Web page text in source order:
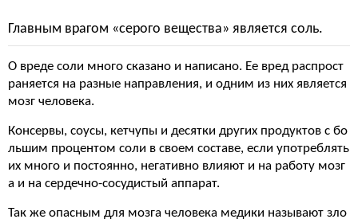
Главным врагом «серого вещества» является соль.
О вреде соли много сказано и написано. Ее вред распрост
раняется на разные направления, и одним из них является
мозг человека.
Консервы, соусы, кетчупы и десятки других продуктов с бо
льшим процентом соли в своем составе, если употреблять
их много и постоянно, негативно влияют и на работу мозг
а и на сердечно-сосудистый аппарат.
Так же опасным для мозга человека медики называют зло